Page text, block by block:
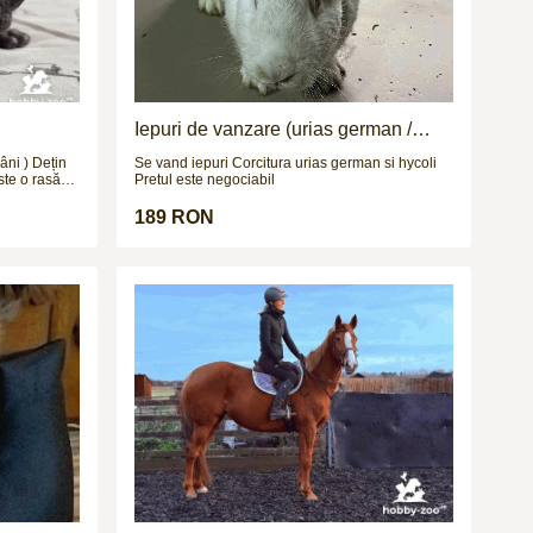
) Dețin
o rasă
pare
cu un
trucuri
Iepuri de vanzare (urias german /
Se vand iepuri Corcitura urias german si hycoli
Pretul este negociabil
189 RON